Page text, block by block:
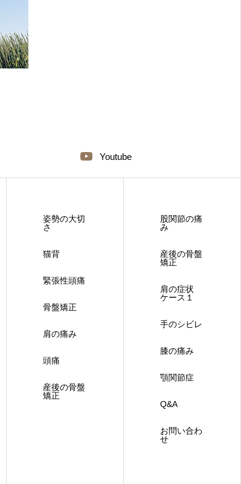
Youtube
姿勢の大切
さ
猫背
緊張性頭痛
骨盤矯正
肩の痛み
頭痛
産後の骨盤
矯正
股関節の痛
み
産後の骨盤
矯正
肩の症状
ケース１
手のシビレ
膝の痛み
顎関節症
Q&A
お問い合わ
せ